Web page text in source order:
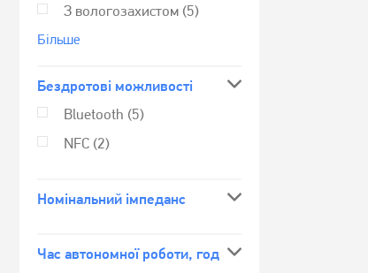
З вологозахистом (5)
Бiльше
Бездротові можливості
Bluetooth (5)
NFC (2)
Номінальний імпеданс
Час автономної роботи, год